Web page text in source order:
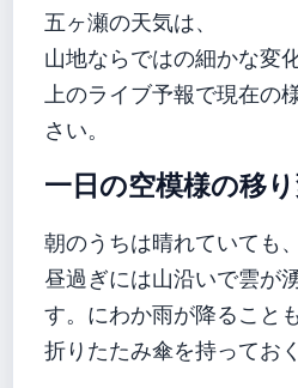
五ヶ瀬の天気は、
山地ならではの細かな変
上のライブ予報で現在の
さい。
一日の空模様の移
朝のうちは晴れていても、
昼過ぎには山沿いで雲が
す。にわか雨が降ること
折りたたみ傘を持ってお